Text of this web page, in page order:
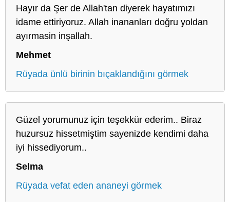
Hayır da Şer de Allah'tan diyerek hayatımızı
idame ettiriyoruz. Allah inananları doğru yoldan
ayırmasin inşallah.
Mehmet
Rüyada ünlü birinin bıçaklandığını görmek
Güzel yorumunuz için teşekkür ederim.. Biraz
huzursuz hissetmiştim sayenizde kendimi daha
iyi hissediyorum..
Selma
Rüyada vefat eden ananeyi görmek